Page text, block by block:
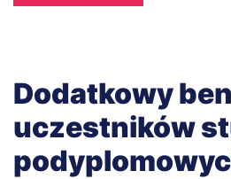
Dodatkowy
uczestników